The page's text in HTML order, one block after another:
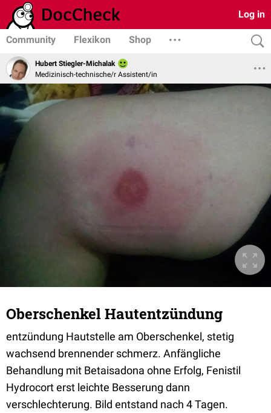
Log in
Community Flexikon Shop
Hubert Stiegler-Michalak
Medizinisch-technische/r Assistent/in
Oberschenkel Hautentzündung
entzündung Hautstelle am Oberschenkel, stetig
wachsend brennender schmerz. Anfängliche
Behandlung mit Betaisadona ohne Erfolg, Fenistil
Hydrocort erst leichte Besserung dann
verschlechterung. Bild entstand nach 4 Tagen.